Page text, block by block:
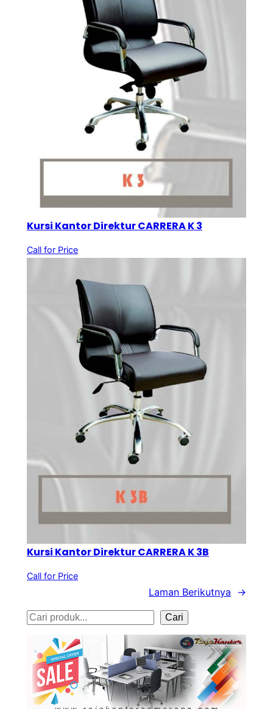
Kursi Kantor Direktur CARRERA K 3
Call for Price
Kursi Kantor Direktur CARRERA K 3B
Call for Price
Laman Berikutnya →
S
Cari